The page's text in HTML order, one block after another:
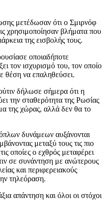
μετέδωσαν ότι ο Σμιρνόφ
χρησιμοποίησαν βλήματα που
της εισβολής τους.
οποιαδήποτε
τον ισχυρισμό του, τον οποίο
θέση να επαληθεύσει.
δήλωσε σήμερα ότι η
την σταθερότητα της Ρωσίας
της χώρας, αλλά δεν θα το
δυνάμεων αυξάνονται
μεταξύ τους τις πιο
οποίες ο εχθρός μεταφέρει
σε συνάντηση με ανώτερους
και περιφερειακούς
τηλεόραση.
απάντηση και όλοι οι στόχοι